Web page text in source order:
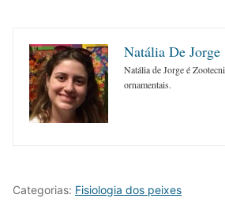
Natália De Jorge
Natália de Jorge é
ornamentais.
Categorias: Fisiologia dos peixes